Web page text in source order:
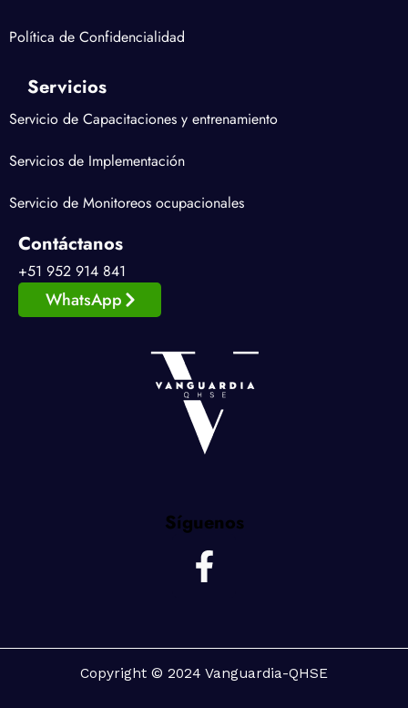
Política de Confidencialidad
Servicios
Servicio de Capacitaciones y entrenamiento
Servicios de Implementación
Servicio de Monitoreos ocupacionales
Contáctanos
+51 952 914 841
WhatsApp
Síguenos
F
a
e
b
Copyright © 2024 Vanguardia-QHSE